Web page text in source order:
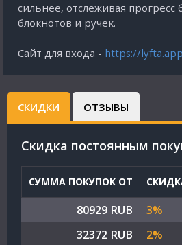
сильнее, отслеживая прогресс
блокнотов и ручек.
Сайт для входа - https://
СКИДКИ ОТЗЫВЫ
Cкидка постоянным
СУММА ПОКУПОК ОТ
80929 RUB
3%
32372 RUB
2%